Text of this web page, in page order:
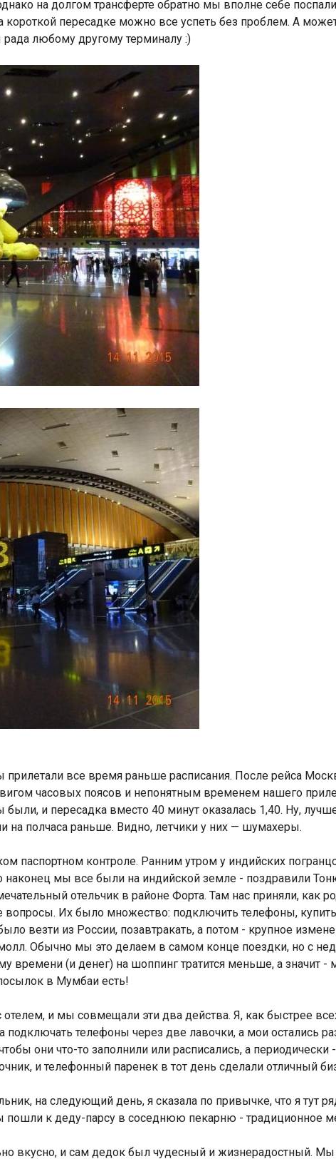
на долгом трансферте обратно мы вполне себе
пересадке можно все успеть без проблем. А
любому другому терминалу :)
все время раньше расписания. После рейса
часовых поясов и непонятным временем нашего
и пересадка вместо 40 минут оказалась 1,40. Ну,
на полчаса раньше. Видно, летчики у них — шумахеры.
паспортном контроле. Ранним утром у индийских
наконец мы все были на индийской земле - поздравили
отельчик в районе Форта. Там нас приняли, как
вопросы. Их было множество: подключить телефоны,
везти из России, позавтракать, а потом - крупное
Обычно мы это делаем в самом конце поездки, но с
времени (и денег) на шоппинг тратится меньше, а значит -
в Мумбаи есть!
и мы совмещали эти два действа. Я, как быстрее
телефоны через две лавочки, а мои остались
они что-то заполнили или расписались, а периодически
и телефонный паренек в тот день сделали отличный
на следующий день, я сказала по привычке, что я тут
пошли к деду-парсу в соседнюю пекарню - традиционное
вкусно, и сам дедок был чудесный и жизнерадостный.